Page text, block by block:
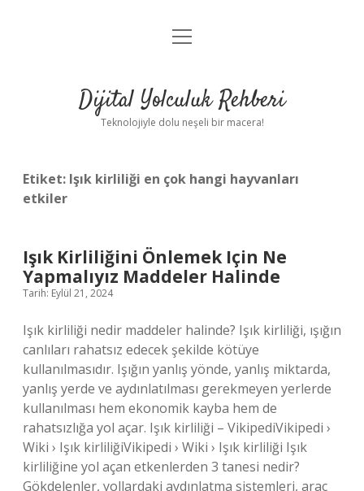
Anasayfa
Yasal Uyarı
menüyü
Dijital Yolculuk Rehberi
Teknolojiyle dolu neşeli bir macera!
Etiket: Işık kirliliği en çok hangi hayvanları
etkiler
Işık Kirliliğini Önlemek Için Ne
Yapmalıyız Maddeler Halinde
Tarih: Eylül 21, 2024
Işık kirliliği nedir maddeler halinde? Işık kirliliği, ışığın
canlıları rahatsız edecek şekilde kötüye
kullanılmasıdır. Işığın yanlış yönde, yanlış miktarda,
yanlış yerde ve aydınlatılması gerekmeyen yerlerde
kullanılması hem ekonomik kayba hem de
rahatsızlığa yol açar. Işık kirliliği – VikipediVikipedi ›
Wiki › Işık kirliliğiVikipedi › Wiki › Işık kirliliği Işık
kirliliğine yol açan etkenlerden 3 tanesi nedir?
Gökdelenler, yollardaki aydınlatma sistemleri, araç